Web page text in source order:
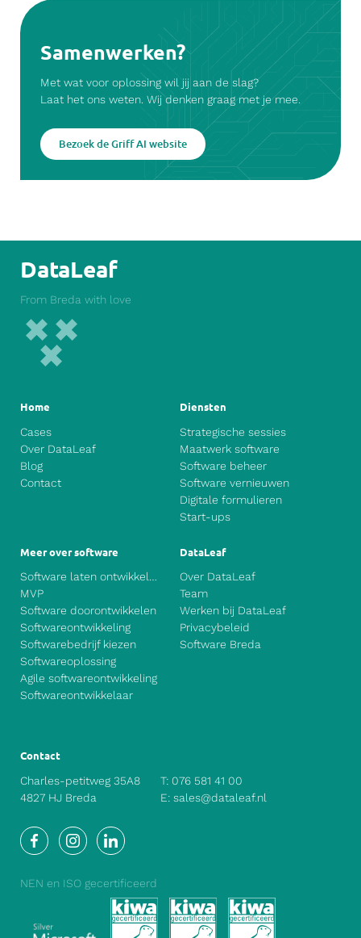
Samenwerken?
Met wat voor oplossing wil jij aan de slag?
Laat het ons weten. Wij denken graag met je mee.
Bezoek de Griff AI website
DataLeaf
From Breda with love
Home
Cases
Over DataLeaf
Blog
Contact
Diensten
Strategische sessies
Maatwerk software
Software beheer
Software vernieuwen
Digitale formulieren
Start-ups
Meer over software
Software laten ontwikkelen
MVP
Software doorontwikkelen
Softwareontwikkeling
Softwarebedrijf kiezen
Softwareoplossing
Agile softwareontwikkeling
Softwareontwikkelaar
DataLeaf
Over DataLeaf
Team
Werken bij DataLeaf
Privacybeleid
Software Breda
Contact
Charles-petitweg 35A8
4827 HJ Breda
T:076 581 41 00
E:sales@dataleaf.nl
FacebookInstagramLinkedIn
NEN en ISO gecertificeerd